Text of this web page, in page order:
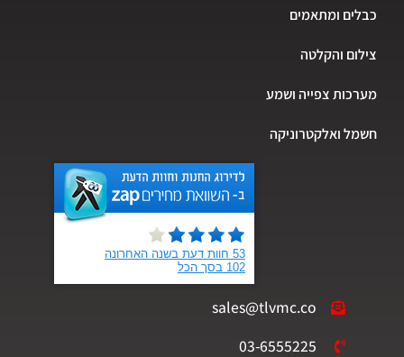
כבלים ומתאמים
צילום והקלטה
מערכות צפייה ושמע
חשמל ואלקטרוניקה
sales@tlvmc.co
03-6555225